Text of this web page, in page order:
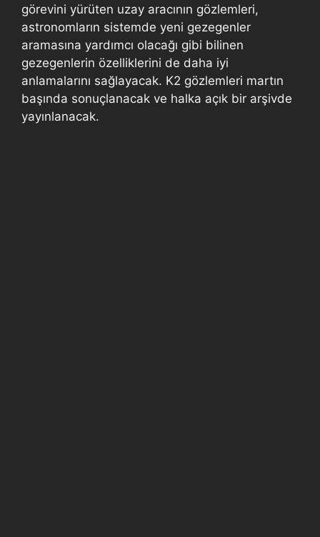
görevini yürüten uzay aracının gözlemleri,
astronomların sistemde yeni gezegenler
aramasına yardımcı olacağı gibi bilinen
gezegenlerin özelliklerini de daha iyi
anlamalarını sağlayacak. K2 gözlemleri martın
başında sonuçlanacak ve halka açık bir arşivde
yayınlanacak.